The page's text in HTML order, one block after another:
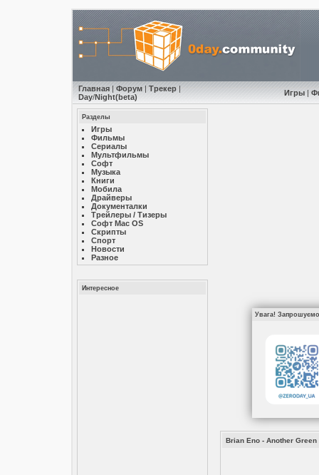
Главная| Форум| Трекер|
Day/Night(beta) Игры|
Разделы
Игры
Фильмы
Сериалы
Мультфильмы
Софт
Музыкa
Книги
Мобила
Драйверы
Документалки
Трейлеры / Тизеры
Софт Mac OS
Скрипты
Спорт
Новости
Разное
Интересное
Увага! Запрошуємо
Brian Eno - Another Green